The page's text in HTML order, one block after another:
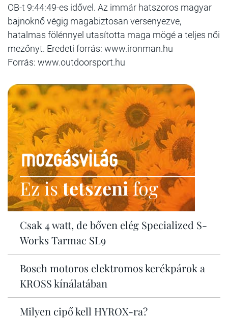
OB-t 9:44:49-es idővel. Az immár hatszoros magyar
bajnoknő végig magabiztosan versenyezve,
hatalmas fölénnyel utasította maga mögé a teljes női
mezőnyt. Eredeti forrás: www.ironman.hu
Forrás: www.outdoorsport.hu
Ez istetszenifog
Csak 4 watt, de bőven elég Specialized S-
Works Tarmac SL9
Bosch motoros elektromos kerékpárok a
KROSS kínálatában
Milyen cipő kell HYROX-ra?